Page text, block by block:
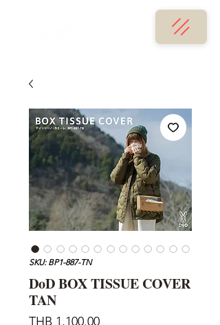
SKU: BP1-887-TN
DoD BOX TISSUE COVER
TAN
THB 1,100.00Price